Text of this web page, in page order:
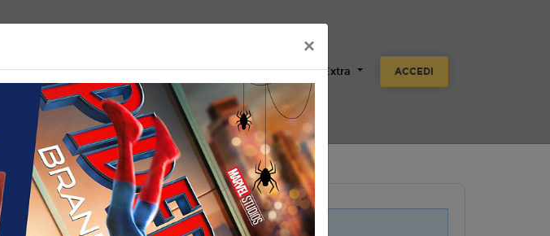
Listino prezzi Promozioni Scuole Aziende Extra ACCEDI
Non ci sono spettacoli legati a questo evento.
×